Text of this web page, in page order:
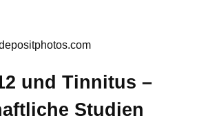
und Tinnitus –
Studien